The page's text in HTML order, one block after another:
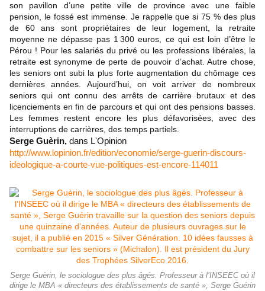
son pavillon d’une petite ville de province avec une faible
pension, le fossé est immense. Je rappelle que si 75 % des plus
de 60 ans sont propriétaires de leur logement, la retraite
moyenne ne dépasse pas 1 300 euros, ce qui est loin d’être le
Pérou ! Pour les salariés du privé ou les professions libérales, la
retraite est synonyme de perte de pouvoir d’achat. Autre chose,
les seniors ont subi la plus forte augmentation du chômage ces
dernières années. Aujourd’hui, on voit arriver de nombreux
seniors qui ont connu des arrêts de carrière brutaux et des
licenciements en fin de parcours et qui ont des pensions basses.
Les femmes restent encore les plus défavorisées, avec des
interruptions de carrières, des temps partiels.
Serge Guèrin, dans L'Opinion
http://www.lopinion.fr/edition/economie/serge-guerin-discours-
ideologique-a-courte-vue-politiques-est-encore-114011
Serge Guèrin, le sociologue des plus âgés. Professeur à l’INSEEC où il
dirige le MBA « directeurs des établissements de santé », Serge Guérin